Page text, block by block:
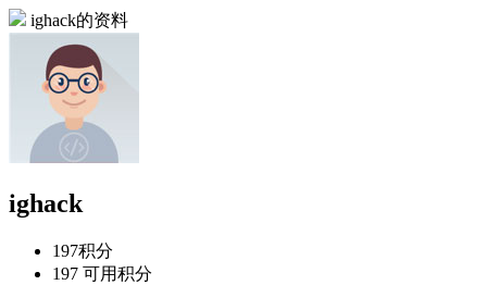
ighack的资料
ighack
197积分
197 可用积分